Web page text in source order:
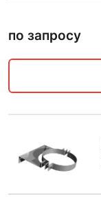
по запросу